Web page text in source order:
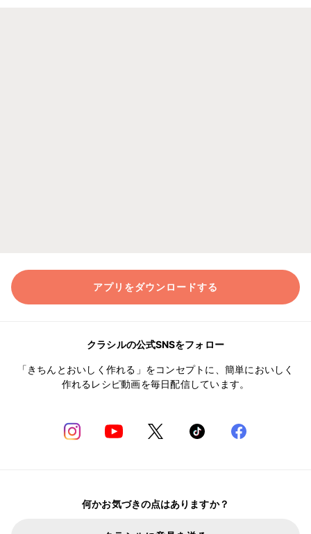
アプリをダウンロードする
クラシルの公式SNSをフォロー
「きちんとおいしく作れる」をコンセプトに、簡単においしく
作れるレシピ動画を毎日配信しています。
何かお気づきの点はありますか？